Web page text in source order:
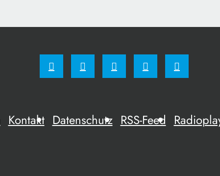
Kontakt Datenschutz RSS-Feed